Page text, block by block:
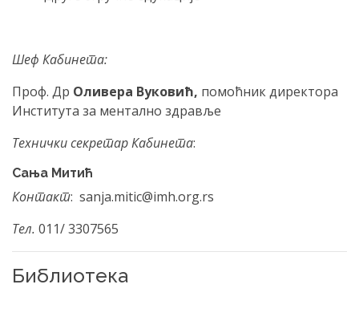
Шеф Кабинета:
Проф. Др Оливера Вуковић, помоћник директора
Института за ментално здравље
Технички секретар Кабинета:
Сања Митић
Контакт: sanja.mitic@imh.org.rs
Тел. 011/ 3307565
Библиотека